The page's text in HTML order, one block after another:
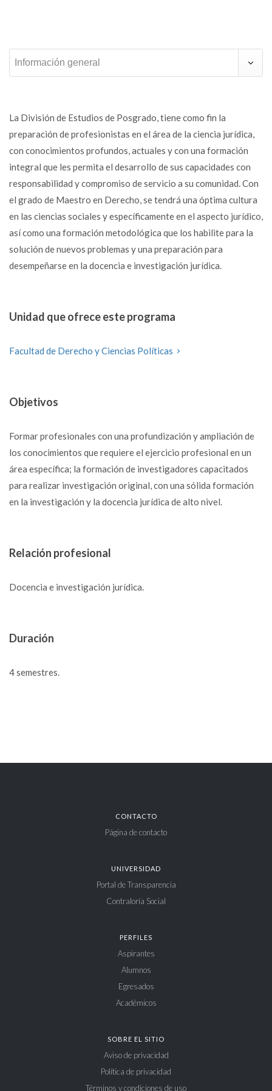
Información general
La División de Estudios de Posgrado, tiene como fin la
preparación de profesionistas en el área de la ciencia jurídica,
con conocimientos profundos, actuales y con una formación
integral que les permita el desarrollo de sus capacidades con
responsabilidad y compromiso de servicio a su comunidad. Con
el grado de Maestro en Derecho, se tendrá una óptima cultura
en las ciencias sociales y específicamente en el aspecto jurídico,
así como una formación metodológica que los habilite para la
solución de nuevos problemas y una preparación para
desempeñarse en la docencia e investigación jurídica.
Unidad que ofrece este programa
Facultad de Derecho y Ciencias Políticas
Objetivos
Formar profesionales con una profundización y ampliación de
los conocimientos que requiere el ejercicio profesional en un
área específica; la formación de investigadores capacitados
para realizar investigación original, con una sólida formación
en la investigación y la docencia jurídica de alto nivel.
Relación profesional
Docencia e investigación jurídica.
Duración
4 semestres.
CONTACTO
Página de contacto
UNIVERSIDAD
Portal de Transparencia
Contraloría Social
PERFILES
Aspirantes
Alumnos
Egresados
Académicos
SOBRE EL SITIO
Aviso de privacidad
Política de privacidad
Términos y condiciones de uso